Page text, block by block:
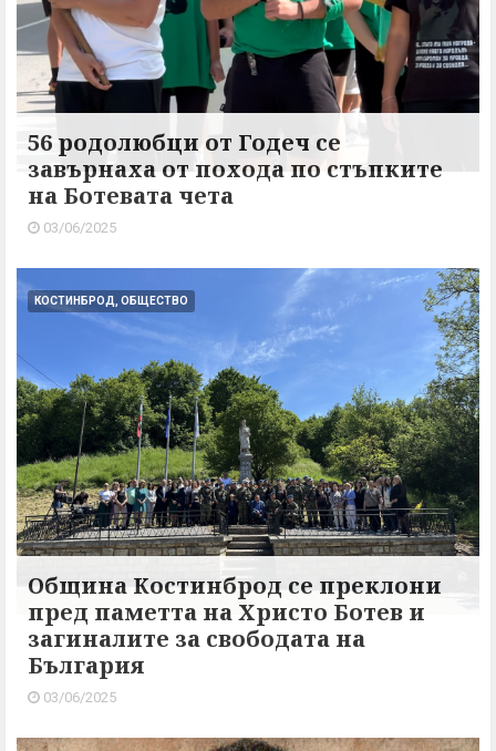
56 родолюбци от Годеч се
завърнаха от похода по стъпките
на Ботевата чета
03/06/2025
КОСТИНБРОД, ОБЩЕСТВО
Oбщина Костинброд се преклони
пред паметта на Христо Ботев и
загиналите за свободата на
България
03/06/2025